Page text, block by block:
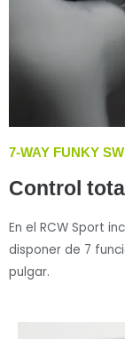
7-WAY FUNKY
Control total
En el RCW Sport
disponer de 7
pulgar.